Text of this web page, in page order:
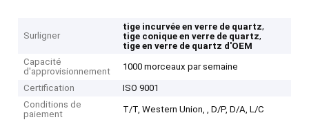
Surligner
tige incurvée en verre de quartz,
tige conique en verre de quartz,
tige en verre de quartz d'OEM
Capacité
d'approvisionnement
1000 morceaux par semaine
Certification
ISO 9001
Conditions de
paiement
T/T, Western Union, , D/P, D/A, L/C